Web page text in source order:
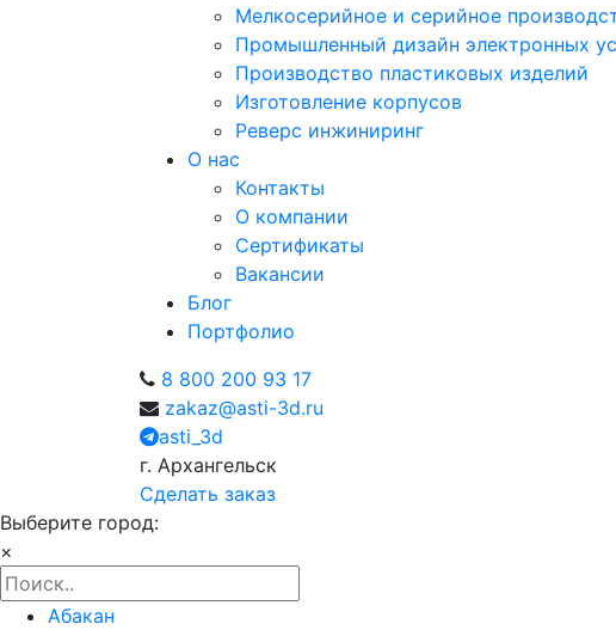
Мелкосерийное и серийное
Промышленный дизайн электронных
Производство пластиковых изделий
Изготовление корпусов
Реверс инжиниринг
О нас
Контакты
О компании
Сертификаты
Вакансии
Блог
Портфолио
8 800 200 93 17
zakaz@asti-3d.ru
asti_3d
г. Архангельск
Сделать заказ
Выберите город:
×
Абакан